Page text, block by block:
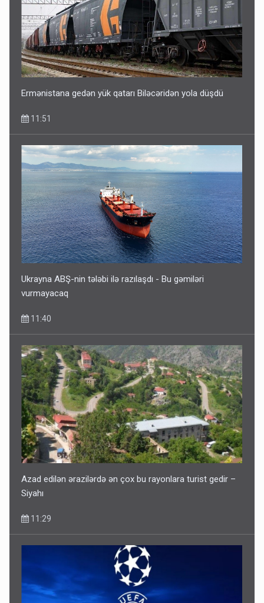
Ermənistana gedən yük qatarı Biləcəridən yola düşdü
11:51
Ukrayna ABŞ-nin tələbi ilə razılaşdı - Bu gəmiləri
vurmayacaq
11:40
Azad edilən ərazilərdə ən çox bu rayonlara turist gedir –
Siyahı
11:29